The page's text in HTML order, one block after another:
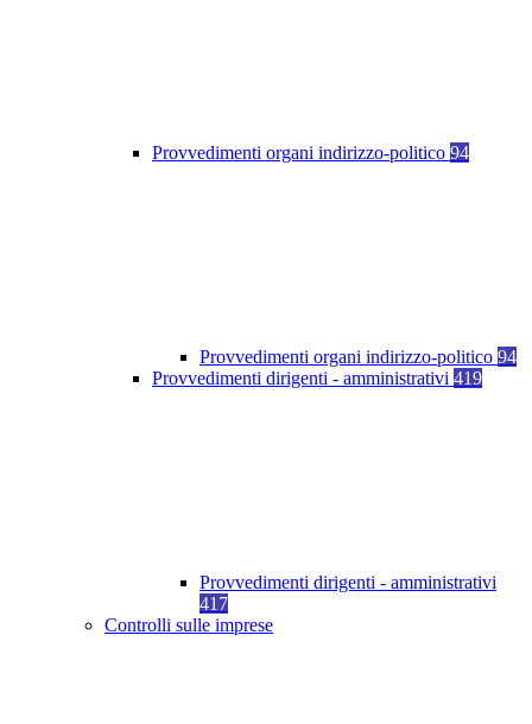
Provvedimenti organi indirizzo-politico 94
Provvedimenti organi indirizzo-politico 94
Provvedimenti dirigenti - amministrativi 419
Provvedimenti dirigenti - amministrativi
417
Controlli sulle imprese